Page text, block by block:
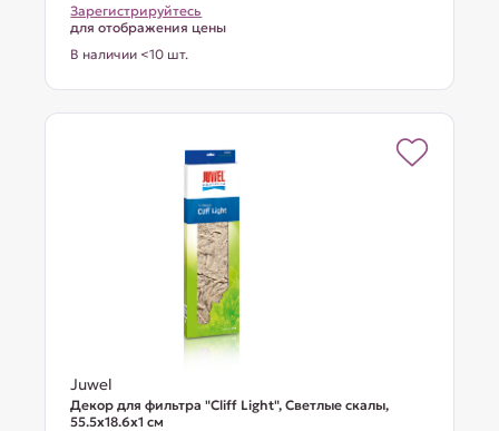
Зарегистрируйтесь
для отображения цены
В наличии <10 шт.
Juwel
Декор для фильтра "Cliff Light", Светлые скалы,
55.5х18.6х1 см